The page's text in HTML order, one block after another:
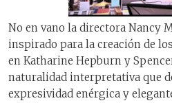
No en vano la directora Nancy
inspirado para la creación de
en Katharine Hepburn y
naturalidad interpretativa que
expresividad enérgica y